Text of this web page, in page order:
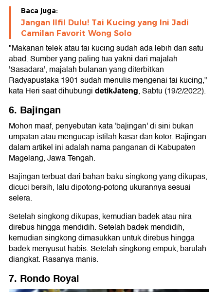
Baca juga:
Jangan Ilfil Dulu! Tai Kucing yang Ini Jadi
Camilan Favorit Wong Solo
"Makanan telek atau tai kucing sudah ada lebih dari satu
abad. Sumber yang paling tua yakni dari majalah
'Sasadara', majalah bulanan yang diterbitkan
Radyapustaka 1901 sudah menulis mengenai tai kucing,"
kata Heri saat dihubungidetikJateng, Sabtu (19/2/2022).
6. Bajingan
Mohon maaf, penyebutan kata 'bajingan' di sini bukan
umpatan atau mengucap istilah kasar dan kotor. Bajingan
dalam artikel ini adalah nama panganan di Kabupaten
Magelang, Jawa Tengah.
Bajingan terbuat dari bahan baku singkong yang dikupas,
dicuci bersih, lalu dipotong-potong ukurannya sesuai
selera.
Setelah singkong dikupas, kemudian badek atau nira
direbus hingga mendidih. Setelah badek mendidih,
kemudian singkong dimasukkan untuk direbus hingga
badek menyusut habis. Setelah singkong empuk, barulah
diangkat. Rasanya manis.
7. Rondo Royal